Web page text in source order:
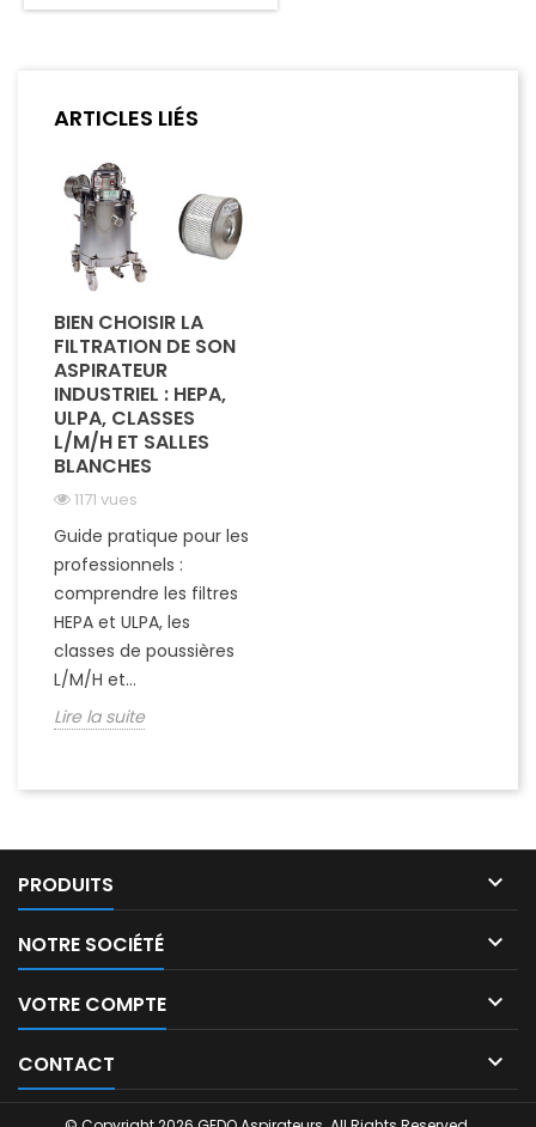
ARTICLES LIÉS
BIEN CHOISIR LA
FILTRATION DE SON
ASPIRATEUR
INDUSTRIEL : HEPA,
ULPA, CLASSES
L/M/H ET SALLES
BLANCHES
1171 vues
Guide pratique pour les
professionnels :
comprendre les filtres
HEPA et ULPA, les
classes de poussières
L/M/H et...
Lire la suite
PRODUITS 
NOTRE SOCIÉTÉ 
VOTRE COMPTE 
CONTACT 